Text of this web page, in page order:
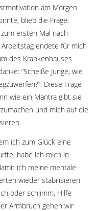
am Morgen
blieb die Frage:
ersten Mal nach
endete für mich
des Krankenhauses
“Scheiße Junge, wie
Diese Frage
wie ein Mantra gibt sie
und mich auf die
ich zum Glück eine
habe ich mich in
ich meine mentale
wieder stabilisieren
oder schlimm, Hilfe
Armbruch gehen wir